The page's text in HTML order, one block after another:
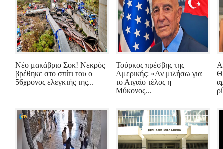
Νέο μακάβριο Σοκ! Νεκρός
βρέθηκε στο σπίτι του ο
56χρονος ελεγκτής της...
Τούρκος πρέσβης της
Αμερικής: «Αν μιλήσω για
το Αιγαίο τέλος η
Μύκονος...